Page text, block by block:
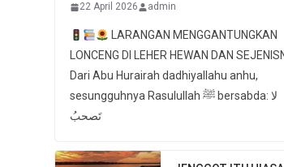
22 April 2026 admin
LARANGAN MENGGANTUNGKAN
LONCENG DI LEHER HEWAN DAN
Dari Abu Hurairah dadhiyallahu anhu,
sesungguhnya Rasulullah ﷺ bersabda: لا
تَصحبُ